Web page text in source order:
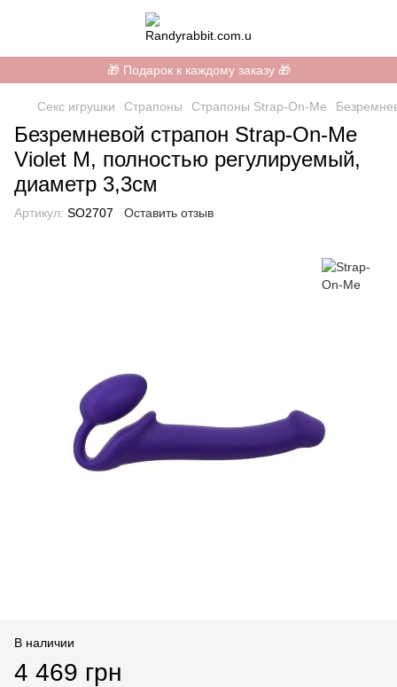
🎁 Подарок к каждому заказу 🎁
Секс игрушки Страпоны Страпоны Strap-On-Me
Безремневой страпон Strap-On-Me
Violet M, полностью регулируемый,
диаметр 3,3см
Артикул: SO2707 Оставить отзыв
В наличии
4 469 грн